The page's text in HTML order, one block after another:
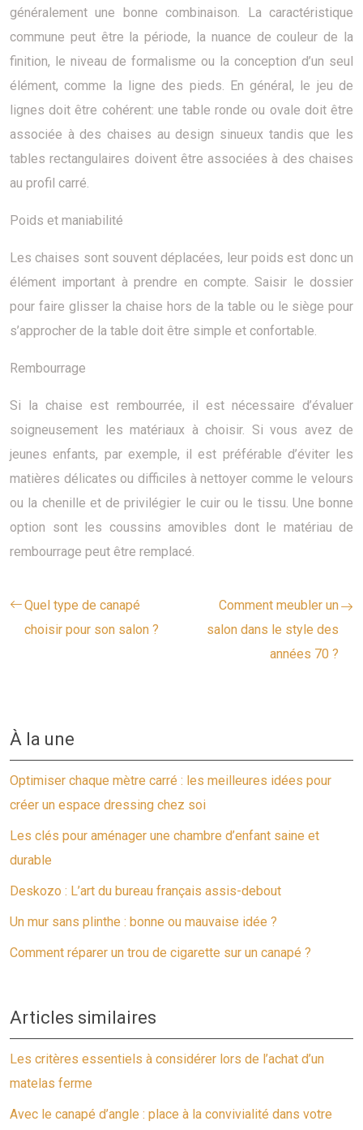
généralement une bonne combinaison. La caractéristique
commune peut être la période, la nuance de couleur de la
finition, le niveau de formalisme ou la conception d’un seul
élément, comme la ligne des pieds. En général, le jeu de
lignes doit être cohérent: une table ronde ou ovale doit être
associée à des chaises au design sinueux tandis que les
tables rectangulaires doivent être associées à des chaises
au profil carré.
Poids et maniabilité
Les chaises sont souvent déplacées, leur poids est donc un
élément important à prendre en compte. Saisir le dossier
pour faire glisser la chaise hors de la table ou le siège pour
s’approcher de la table doit être simple et confortable.
Rembourrage
Si la chaise est rembourrée, il est nécessaire d’évaluer
soigneusement les matériaux à choisir. Si vous avez de
jeunes enfants, par exemple, il est préférable d’éviter les
matières délicates ou difficiles à nettoyer comme le velours
ou la chenille et de privilégier le cuir ou le tissu. Une bonne
option sont les coussins amovibles dont le matériau de
rembourrage peut être remplacé.
Quel type de canapé
choisir pour son salon ?
Comment meubler un
salon dans le style des
années 70 ?
À la une
Optimiser chaque mètre carré : les meilleures idées pour
créer un espace dressing chez soi
Les clés pour aménager une chambre d’enfant saine et
durable
Deskozo : L’art du bureau français assis-debout
Un mur sans plinthe : bonne ou mauvaise idée ?
Comment réparer un trou de cigarette sur un canapé ?
Articles similaires
Les critères essentiels à considérer lors de l’achat d’un
matelas ferme
Avec le canapé d’angle : place à la convivialité dans votre